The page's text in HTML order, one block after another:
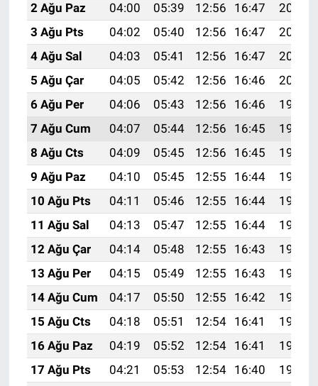
2 Ağu Paz
04:00 05:39 12:56 16:47
20:03
3 Ağu Pts
04:02 05:40 12:56 16:47
20:02
4 Ağu Sal
04:03 05:41 12:56 16:47
20:01
5 Ağu Çar
04:05 05:42 12:56 16:46
20:00
6 Ağu Per
04:06 05:43 12:56 16:46
19:59
7 Ağu Cum
04:07 05:44 12:56 16:45
19:58
8 Ağu Cts
04:09 05:45 12:56 16:45
19:57
9 Ağu Paz
04:10 05:45 12:55 16:44
19:55
10 Ağu Pts
04:11 05:46 12:55 16:44
19:54
11 Ağu Sal
04:13 05:47 12:55 16:44
19:53
12 Ağu Çar
04:14 05:48 12:55 16:43
19:52
13 Ağu Per
04:15 05:49 12:55 16:43
19:51
14 Ağu Cum
04:17 05:50 12:55 16:42
19:49
15 Ağu Cts
04:18 05:51 12:54 16:41
19:48
16 Ağu Paz
04:19 05:52 12:54 16:41
19:47
17 Ağu Pts
04:21 05:53 12:54 16:40
19:45